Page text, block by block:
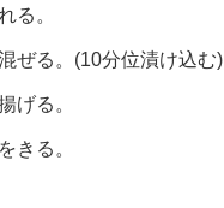
る。
ぜる。(10分位漬け込む)
げる。
きる。